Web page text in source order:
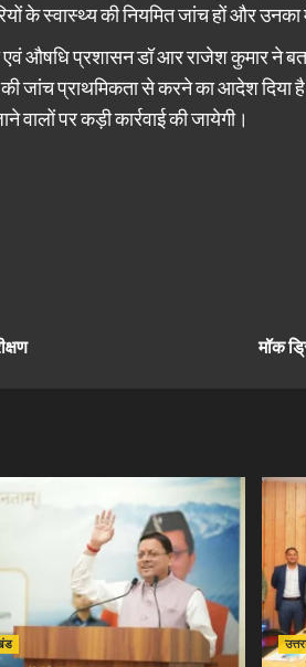
के स्वास्थ्य की नियमित जांच हों और
औषधि प्रशासन डॉ आर राजेश कुमार ने
जांच प्राथमिकता से करने का आदेश दिया
वालों पर कड़ी कार्रवाई की जायेगी।
मॉक